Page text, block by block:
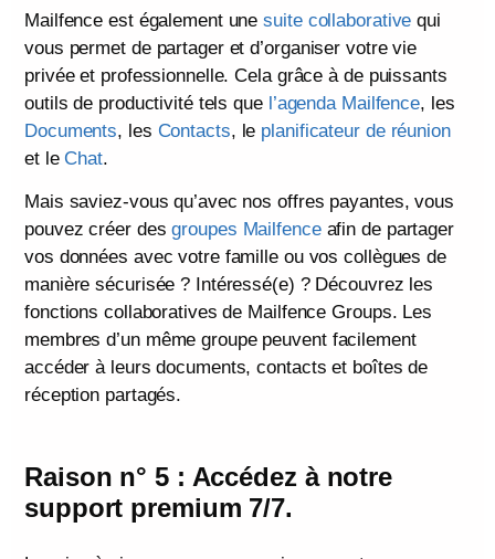
Mailfence est également unesuite collaborative qui
vous permet de partager et d’organiser votre vie
privée et professionnelle. Cela grâce à de puissants
outils de productivité tels que l’agenda Mailfence, les
Documents, les Contacts, le planificateur de réunion
et le Chat.
Mais saviez-vous qu’avec nos offres payantes, vous
pouvez créer desgroupes Mailfenceafin de partager
vos données avec votre famille ou vos collègues de
manière sécurisée ? Intéressé(e) ? Découvrez les
fonctions collaboratives de Mailfence Groups. Les
membres d’un même groupe peuvent facilement
accéder à leurs documents, contacts et boîtes de
réception partagés.
Raison n° 5 : Accédez à notre
support premium 7/7.